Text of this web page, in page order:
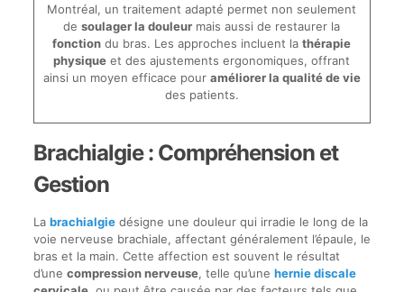
Montréal, un traitement adapté permet non seulement
desoulager la douleur mais aussi de restaurer la
fonction du bras. Les approches incluent lathérapie
physique et des ajustements ergonomiques, offrant
ainsi un moyen efficace pour améliorer la qualité de vie
des patients.
Brachialgie : Compréhension et
Gestion
La brachialgiedésigne une douleur qui irradie le long de la
voie nerveuse brachiale, affectant généralement l’épaule, le
bras et la main. Cette affection est souvent le résultat
d’une compression nerveuse, telle qu’une hernie discale